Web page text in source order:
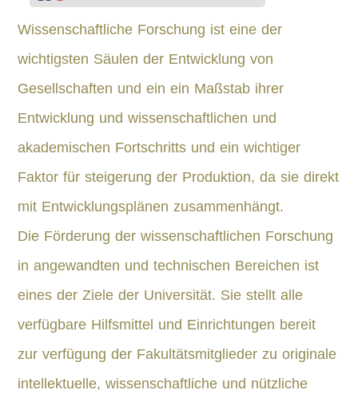
Wissenschaftliche Forschung ist eine der
wichtigsten Säulen der Entwicklung von
Gesellschaften und ein ein Maßstab ihrer
Entwicklung und wissenschaftlichen und
akademischen Fortschritts und ein wichtiger
Faktor für steigerung der Produktion, da sie direkt
mit Entwicklungsplänen zusammenhängt.
Die Förderung der wissenschaftlichen Forschung
in angewandten und technischen Bereichen ist
eines der Ziele der Universität. Sie stellt alle
verfügbare Hilfsmittel und Einrichtungen bereit
zur verfügung der Fakultätsmitglieder zu originale
intellektuelle, wissenschaftliche und nützliche